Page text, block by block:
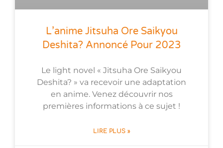
L’anime Jitsuha Ore Saikyou
Deshita? Annoncé Pour 2023
Le light novel « Jitsuha Ore Saikyou
Deshita? » va recevoir une adaptation
en anime. Venez découvrir nos
premières informations à ce sujet !
LIRE PLUS »